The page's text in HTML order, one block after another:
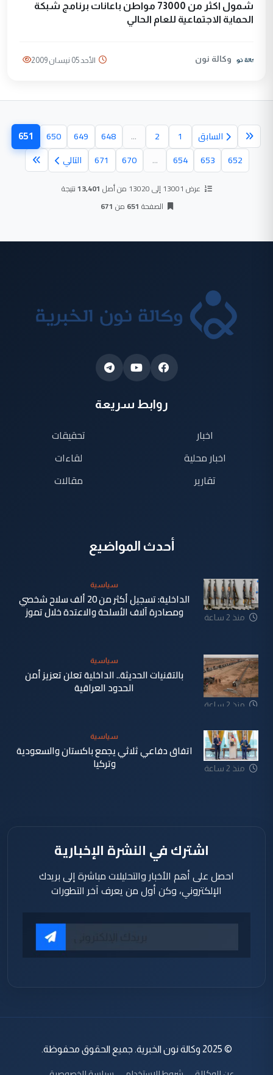
شمول اكثر من 73000 مواطن باعانات برنامج شبكة
الحماية الاجتماعية للعام الحالي
وكالة نون الأحد 05 نيسان 2009
السابق 1
2
...
648
649
650
651
652
653
654
...
670
671 التالي
عرض 13001 إلى 13020 من أصل 13,401نتيجة
الصفحة 651 من 671
روابط سريعة
اخبار
اخبار محلية
تقارير
تحقيقات
لقاءات
مقالات
أحدث المواضيع
منذ 2 ساعة
سياسية
الداخلية: تسجيل أكثر من 20 ألف سلاح شخصي
ومصادرة آلاف الأسلحة والاعتدة خلال تموز
منذ 2 ساعة
سياسية
بالتقنيات الحديثة.. الداخلية تعلن تعزيز أمن
الحدود العراقية
منذ 2 ساعة
سياسية
اتفاق دفاعي ثلاثي يجمع باكستان والسعودية
وتركيا
اشترك في النشرة الإخبارية
احصل على أهم الأخبار والتحليلات مباشرة إلى بريدك
الإلكتروني، وكن أول من يعرف آخر التطورات
© 2025 وكالة نون الخبرية. جميع الحقوق محفوظة.